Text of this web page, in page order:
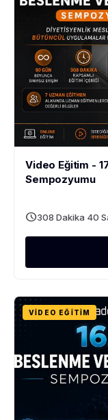
Video Eğitim - 17. Ulusal Beslenme ve Diyetetik
Sempozyumu
schedule308 Dakika 40
VIDEO EĞITIM